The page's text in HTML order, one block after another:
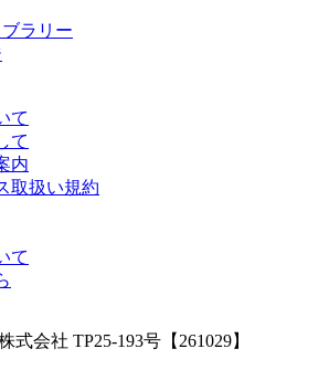
て
て
内
取扱い規約
て
会社 TP25-193号【261029】